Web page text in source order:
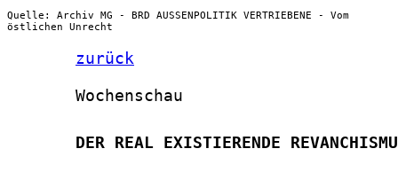
Quelle: Archiv MG - BRD AUSSENPOLITIK VERTRIEBENE - Vom
östlichen Unrecht
zurück
       Wochenschau
DER REAL EXISTIERENDE